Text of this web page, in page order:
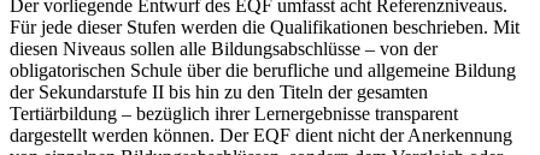
Der vorliegende Entwurf des EQF umfasst acht Referenzniveaus.
Für jede dieser Stufen werden die Qualifikationen beschrieben. Mit
diesen Niveaus sollen alle Bildungsabschlüsse – von der
obligatorischen Schule über die berufliche und allgemeine Bildung
der Sekundarstufe II bis hin zu den Titeln der gesamten
Tertiärbildung – bezüglich ihrer Lernergebnisse transparent
dargestellt werden können. Der EQF dient nicht der Anerkennung